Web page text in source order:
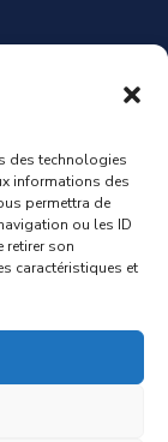
des technologies
informations des
permettra de
ou les ID
retirer son
caractéristiques et